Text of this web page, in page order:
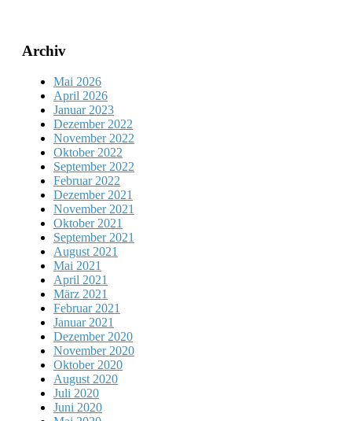
Archiv
Mai 2026
April 2026
Januar 2023
Dezember 2022
November 2022
Oktober 2022
September 2022
Februar 2022
Dezember 2021
November 2021
Oktober 2021
September 2021
August 2021
Mai 2021
April 2021
März 2021
Februar 2021
Januar 2021
Dezember 2020
November 2020
Oktober 2020
August 2020
Juli 2020
Juni 2020